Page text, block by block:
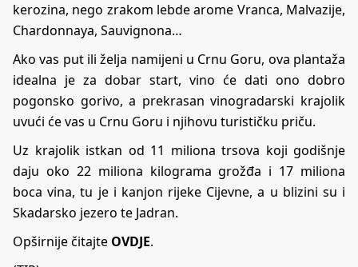
kerozina, nego zrakom lebde arome Vranca, Malvazije,
Chardonnaya, Sauvignona…
Ako vas put ili želja namijeni u Crnu Goru, ova plantaža
idealna je za dobar start, vino će dati ono dobro
pogonsko gorivo, a prekrasan vinogradarski krajolik
uvući će vas u Crnu Goru i njihovu turističku priču.
Uz krajolik istkan od 11 miliona trsova koji godišnje
daju oko 22 miliona kilograma grožđa i 17 miliona
boca vina, tu je i kanjon rijeke Cijevne, a u blizini su i
Skadarsko jezero te Jadran.
Opširnije čitajte OVDJE.